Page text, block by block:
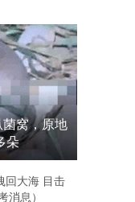
窝，原地
朵
回大海 目击
消息）